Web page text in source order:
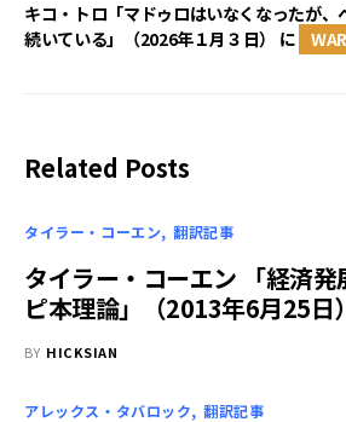
キコ・トロ「マドゥロはいなくなったが
続いている」（2026年１月３日）
に
Related Posts
タイラー・コーエン 翻訳記事
タイラー・コーエン 「経済
ピ本理論」（2013年6月25日）
BY HICKSIAN
アレックス・タバロック 翻訳記事